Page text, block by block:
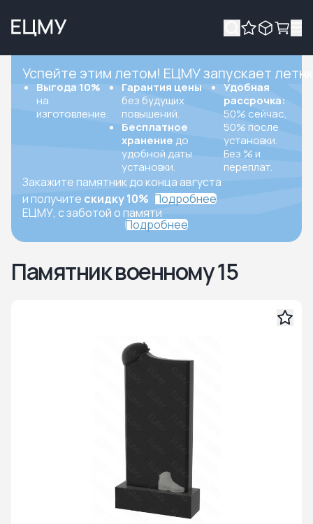
Успейте этим летом! ЕЦМУ запускает
Выгода 10%
на
изготовление.
Гарантия цены
без будущих
повышений.
Бесплатное
хранение до
удобной даты
установки.
Удобная
рассрочка:
50% сейчас,
50% после
установки.
Без % и
переплат.
Закажите памятник до конца августа
и получите скидку 10% Подробнее
ЕЦМУ, с заботой о памяти
Подробнее
Памятник военному 15